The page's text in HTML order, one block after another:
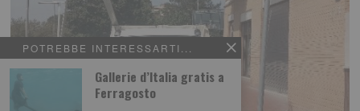
POTREBBE INTERESSARTI...
Gallerie d’Italia gratis a
Ferragosto